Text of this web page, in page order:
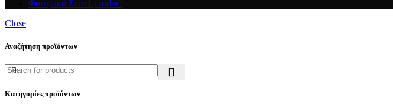
Φοιτητικό Σπίτι1 product
Close
Αναζήτηση προϊόντων
Κατηγορίες προϊόντων